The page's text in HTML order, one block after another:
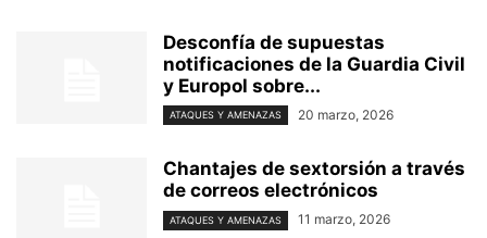
Desconfía de supuestas
notificaciones de la Guardia Civil
y Europol sobre...
ATAQUES Y AMENAZAS 20 marzo, 2026
Chantajes de sextorsión a través
de correos electrónicos
ATAQUES Y AMENAZAS 11 marzo, 2026